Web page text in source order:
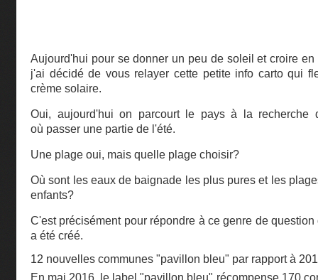
Aujourd'hui pour se donner un peu de soleil et croire
j'ai décidé de vous relayer cette petite info carto qui
crème solaire.
Oui, aujourd'hui on parcourt le pays à la recherche
où passer une partie de l'été.
Une plage oui, mais quelle plage choisir?
Où sont les eaux de baignade les plus pures et les
enfants?
C'est précisément pour répondre à ce genre de
a été créé.
12 nouvelles communes "pavillon bleu" par rapport à
En mai 2016, le label "pavillon bleu" récompense 170